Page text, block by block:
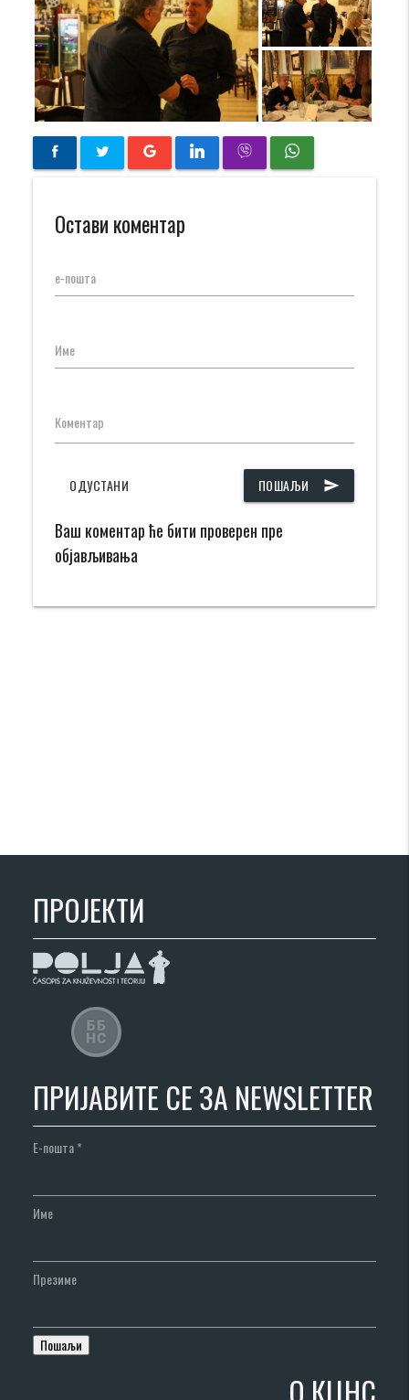
Остави коментар
е-пошта
Име
Коментар
ПОШАЉИ send
ОДУСТАНИ
Ваш коментар ће бити проверен пре
објављивања
ПРОЈЕКТИ
ПРИЈАВИТЕ СЕ ЗА NEWSLETTER
Е-пошта*
Име
Презиме
О КЦНС